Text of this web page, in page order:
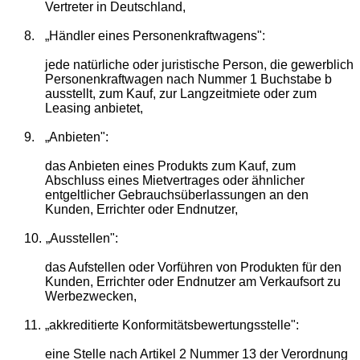
Vertreter in Deutschland,
8. „Händler eines Personenkraftwagens":
jede natürliche oder juristische Person, die gewerblich
Personenkraftwagen nach Nummer 1 Buchstabe b
ausstellt, zum Kauf, zur Langzeitmiete oder zum
Leasing anbietet,
9. „Anbieten":
das Anbieten eines Produkts zum Kauf, zum
Abschluss eines Mietvertrages oder ähnlicher
entgeltlicher Gebrauchsüberlassungen an den
Kunden, Errichter oder Endnutzer,
10. „Ausstellen":
das Aufstellen oder Vorführen von Produkten für den
Kunden, Errichter oder Endnutzer am Verkaufsort zu
Werbezwecken,
11. „akkreditierte Konformitätsbewertungsstelle":
eine Stelle nach Artikel 2 Nummer 13 der Verordnung